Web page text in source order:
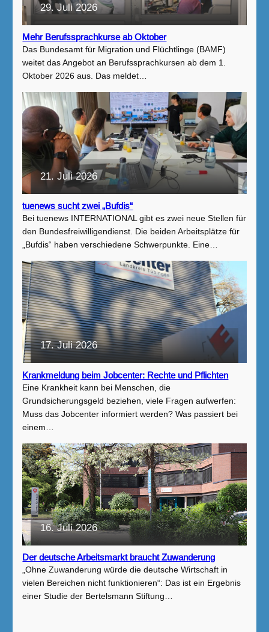
29. Juli 2026
Mehr Berufssprachkurse ab Oktober
Das Bundesamt für Migration und Flüchtlinge (BAMF)
weitet das Angebot an Berufssprachkursen ab dem 1.
Oktober 2026 aus. Das meldet…
21. Juli 2026
tuenews sucht zwei „Bufdis“
Bei tuenews INTERNATIONAL gibt es zwei neue Stellen für
den Bundesfreiwilligendienst. Die beiden Arbeitsplätze für
„Bufdis“ haben verschiedene Schwerpunkte. Eine…
17. Juli 2026
Krankmeldung beim Jobcenter: Rechte und Pflichten
Eine Krankheit kann bei Menschen, die
Grundsicherungsgeld beziehen, viele Fragen aufwerfen:
Muss das Jobcenter informiert werden? Was passiert bei
einem…
16. Juli 2026
Der deutsche Arbeitsmarkt braucht Zuwanderung
„Ohne Zuwanderung würde die deutsche Wirtschaft in
vielen Bereichen nicht funktionieren“: Das ist ein Ergebnis
einer Studie der Bertelsmann Stiftung…